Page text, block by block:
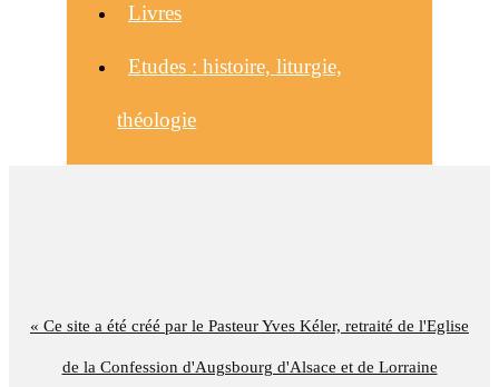
« Ce site a été créé par le Pasteur Yves Kéler, retraité de l'Eglise
de la Confession d'Augsbourg d'Alsace et de Lorraine
Livres
Etudes : histoire, liturgie,
théologie